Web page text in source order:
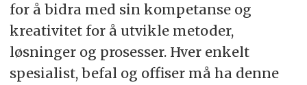
for å bidra med sin kompetanse og
kreativitet for å utvikle metoder,
løsninger og prosesser. Hver enkelt
spesialist, befal og offiser må ha denne